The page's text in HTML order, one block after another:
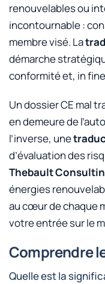
renouvelables ou
incontournable :
membre visé. La
démarche
conformité et, in
Un dossier CE mal
en demeure de
l’inverse, une
d’évaluation des
Thebault
énergies
au cœur de chaque
votre entrée sur le
Comprendre
Quelle est la